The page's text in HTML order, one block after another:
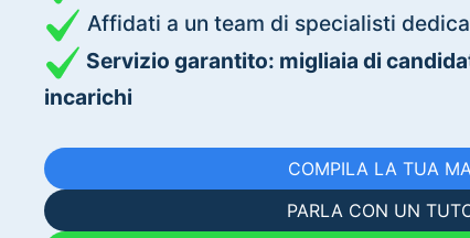
Affidati a un team di specialisti
Servizio garantito: migliaia di
incarichi
COMPILA LA TUA
PARLA CON UN